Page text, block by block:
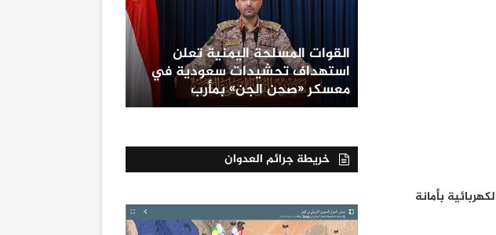
بأمانة
القوات المسلحة اليمنية تعلن
استهداف تحشيدات سعودية في
معسكر «صحن الجن» بمأرب
خريطة جرائم العدوان